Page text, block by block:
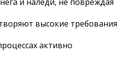
и наледи, не повреждая
высокие требования
активно